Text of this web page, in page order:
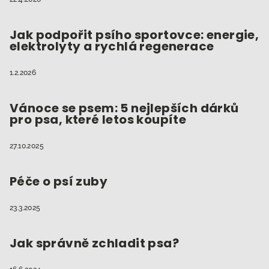
Jak podpořit psího sportovce: energie,
elektrolyty a rychlá regenerace
1.2.2026
Vánoce se psem: 5 nejlepších dárků
pro psa, které letos koupíte
27.10.2025
Péče o psí zuby
23.3.2025
Jak správně zchladit psa?